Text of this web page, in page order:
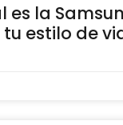
es la
estilo de